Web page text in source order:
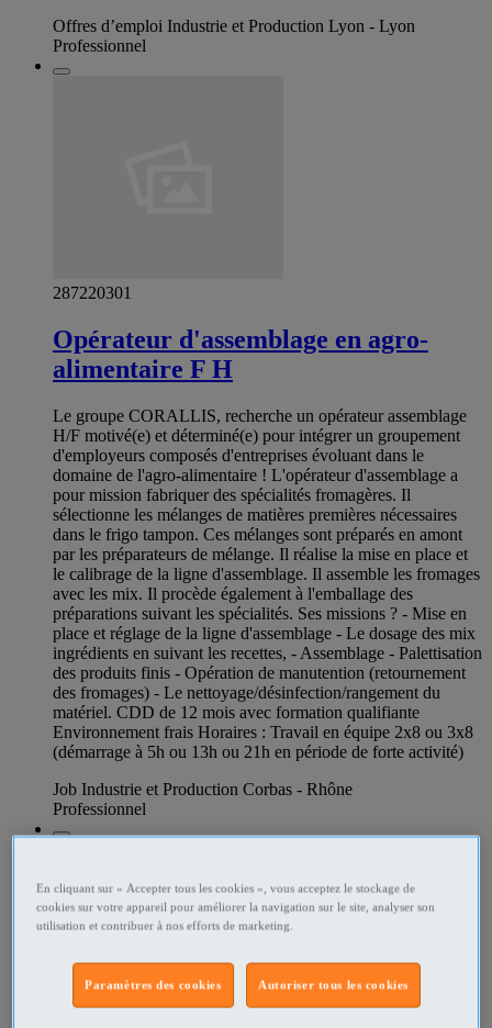
Offres d’emploi Industrie et Production Lyon - Lyon
Professionnel
287220301
Opérateur d'assemblage en agro-
alimentaire F H
Le groupe CORALLIS, recherche un opérateur assemblage
H/F motivé(e) et déterminé(e) pour intégrer un groupement
d'employeurs composés d'entreprises évoluant dans le
domaine de l'agro-alimentaire ! L'opérateur d'assemblage a
pour mission fabriquer des spécialités fromagères. Il
sélectionne les mélanges de matières premières nécessaires
dans le frigo tampon. Ces mélanges sont préparés en amont
par les préparateurs de mélange. Il réalise la mise en place et
le calibrage de la ligne d'assemblage. Il assemble les fromages
avec les mix. Il procède également à l'emballage des
préparations suivant les spécialités. Ses missions ? - Mise en
place et réglage de la ligne d'assemblage - Le dosage des mix
ingrédients en suivant les recettes, - Assemblage - Palettisation
des produits finis - Opération de manutention (retournement
des fromages) - Le nettoyage/désinfection/rangement du
matériel. CDD de 12 mois avec formation qualifiante
Environnement frais Horaires : Travail en équipe 2x8 ou 3x8
(démarrage à 5h ou 13h ou 21h en période de forte activité)
Job Industrie et Production Corbas - Rhône
Professionnel
En cliquant sur « Accepter tous les cookies », vous acceptez le stockage de
cookies sur votre appareil pour améliorer la navigation sur le site, analyser son
utilisation et contribuer à nos efforts de marketing.
Autoriser tous les cookies
Paramètres des cookies